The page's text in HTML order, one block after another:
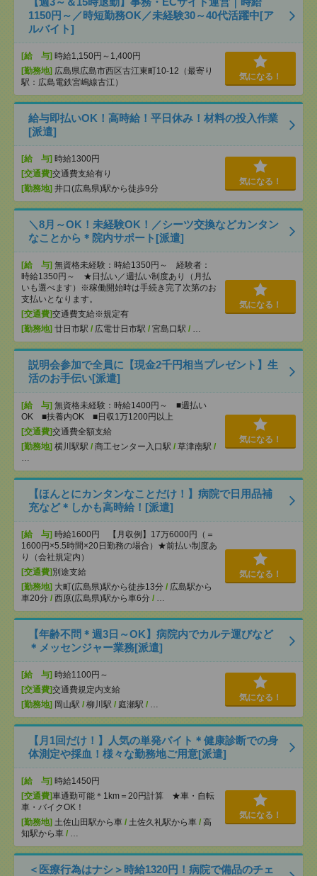
1150円～／時短勤務OK／未経験30～40代活躍中[ア
ルバイト]
[給 与] 時給1,150円～1,400円
[勤務地] 広島県広島市西区古江東町10-12（最寄り
駅：広島電鉄宮嶋線古江）
気になる！
給与即払いOK！高時給！平日休み！材料の投入作業
[派遣]
[給 与] 時給1300円
[交通費]交通費支給有り
[勤務地] 井口(広島県)駅から徒歩9分
気になる！
＼8月～OK！未経験OK！／シーツ交換などカンタン
なことから＊院内サポート[派遣]
[給 与] 無資格未経験：時給1350円～ 経験者：
時給1350円～ ★日払い／週払い制度あり（月払
いも選べます）※稼働開始時は手続き完了次第のお
支払いとなります。
[交通費]交通費支給※規定有
[勤務地] 廿日市駅 / 広電廿日市駅 / 宮島口駅 / …
気になる！
説明会参加で全員に【現金2千円相当プレゼント】生
活のお手伝い[派遣]
[給 与] 無資格未経験：時給1400円～ ■週払い
OK ■扶養内OK ■日収1万1200円以上
[交通費]交通費全額支給
[勤務地] 横川駅駅 / 商工センター入口駅 / 草津南駅 /
…
気になる！
【ほんとにカンタンなことだけ！】病院で日用品補
充など＊しかも高時給！[派遣]
[給 与] 時給1600円 【月収例】17万6000円（＝
1600円×5.5時間×20日勤務の場合）★前払い制度あ
り（会社規定内）
[交通費] 別途支給
[勤務地] 大町(広島県)駅から徒歩13分 / 広島駅から
車20分 / 西原(広島県)駅から車6分 / …
気になる！
【年齢不問＊週3日～OK】病院内でカルテ運びなど
＊メッセンジャー業務[派遣]
[給 与] 時給1100円～
[交通費]交通費規定内支給
[勤務地] 岡山駅 / 柳川駅 / 庭瀬駅 / …
気になる！
【月1回だけ！】人気の単発バイト＊健康診断での身
体測定や採血！様々な勤務地ご用意[派遣]
[給 与] 時給1450円
[交通費]車通勤可能＊1km＝20円計算 ★車・自転
車・バイクOK！
[勤務地] 土佐山田駅から車 / 土佐久礼駅から車 / 高
知駅から車 / …
気になる！
＜医療行為はナシ＞時給1320円！病院で備品のチェ